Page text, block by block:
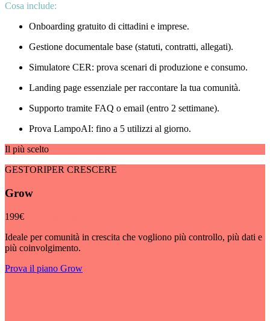
Cosa include:
Onboarding gratuito di cittadini e imprese.
Gestione documentale base (statuti, contratti, allegati).
Simulatore CER: prova scenari di produzione e consumo.
Landing page essenziale per raccontare la tua comunità.
Supporto tramite FAQ o email (entro 2 settimane).
Prova LampoAI: fino a 5 utilizzi al giorno.
Il più scelto
GESTORIPER CRESCERE
Grow
199€
Ideale per comunità in crescita che vogliono più controllo, più dati e
più coinvolgimento.
Prova il piano Grow